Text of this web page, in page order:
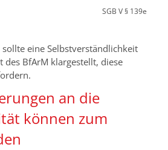
SGB V § 139e
eine Selbstverständlichkeit
des BfArM klargestellt, diese
an die
können zum